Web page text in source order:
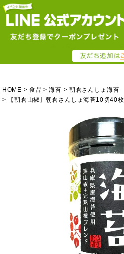
HOME 食品 海苔
朝倉さんしょ海苔
【朝倉山椒】朝倉さんしょ海苔10切40枚